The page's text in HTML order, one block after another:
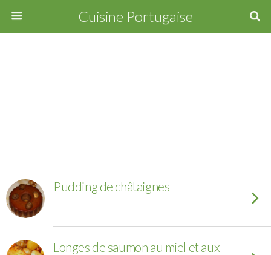
Cuisine Portugaise
Pudding de châtaignes
Longes de saumon au miel et aux